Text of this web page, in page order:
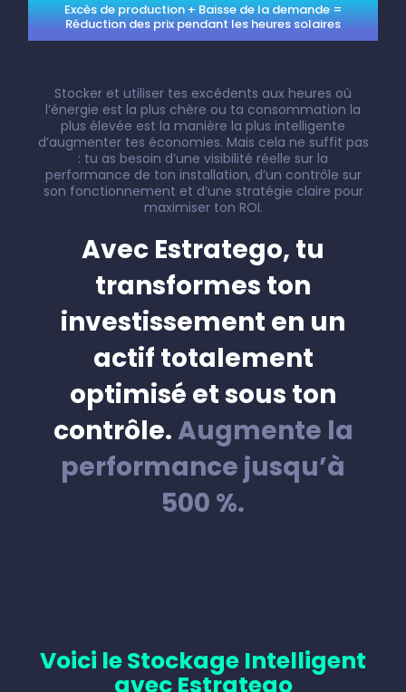
Excès de production + Baisse de la demande =
Réduction des prix pendant les heures solaires
Stocker et utiliser tes excédents aux heures où
l’énergie est la plus chère ou ta consommation la
plus élevée est la manière la plus intelligente
d’augmenter tes économies. Mais cela ne suffit pas
: tu as besoin d’une visibilité réelle sur la
performance de ton installation, d’un contrôle sur
son fonctionnement et d’une stratégie claire pour
maximiser ton ROI.
Avec Estratego, tu
transformes ton
investissement en un
actif totalement
optimisé et sous ton
contrôle.Augmente la
performance jusqu’à
500 %.
Voici le Stockage Intelligent
avec Estratego